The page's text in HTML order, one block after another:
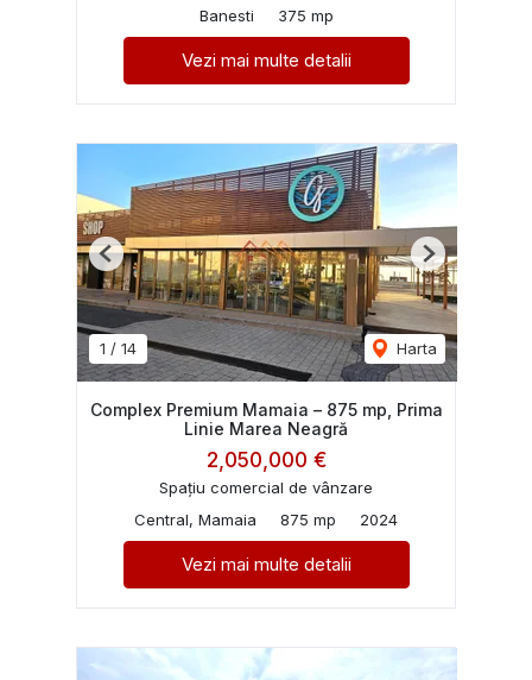
Banesti
375 mp
Vezi mai multe detalii
1 / 14 Harta
Previous Next
Complex Premium Mamaia – 875 mp, Prima
Linie Marea Neagră
2,050,000 €
Spațiu comercial de vânzare
Central, Mamaia
875 mp 2024
Vezi mai multe detalii